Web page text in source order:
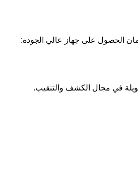
الحصول على جهاز عالي الجودة:
في مجال الكشف والتنقيب.